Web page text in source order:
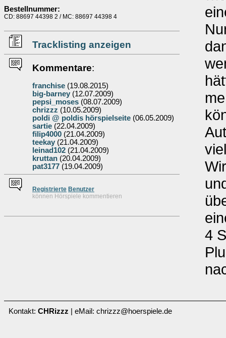
Bestellnummer:
CD: 88697 44398 2 / MC: 88697 44398 4
Tracklisting anzeigen
Kommentare:
franchise (19.08.2015)
big-barney (12.07.2009)
pepsi_moses (08.07.2009)
chrizzz (10.05.2009)
poldi @ poldis hörspielseite (06.05.2009)
sartie (22.04.2009)
filip4000 (21.04.2009)
teekay (21.04.2009)
leinad102 (21.04.2009)
kruttan (20.04.2009)
pat3177 (19.04.2009)
Registrierte Benutzer
können Hörspiele kommentieren
4
Kontakt: CHRizzz | eMail: chrizzz@hoerspiele.de